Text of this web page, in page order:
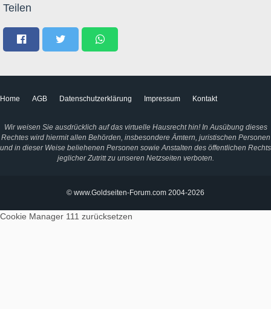
Teilen
Home AGB Datenschutzerklärung Impressum Kontakt
Wir weisen Sie ausdrücklich auf das virtuelle Hausrecht hin! In Ausübung dieses
Rechtes wird hiermit allen Behörden, insbesondere Ämtern, juristischen Personen
und in dieser Weise beliehenen Personen sowie Anstalten des öffentlichen Rechts
jeglicher Zutritt zu unseren Netzseiten verboten.
© www.Goldseiten-Forum.com 2004-2026
Cookie Manager 111 zurücksetzen